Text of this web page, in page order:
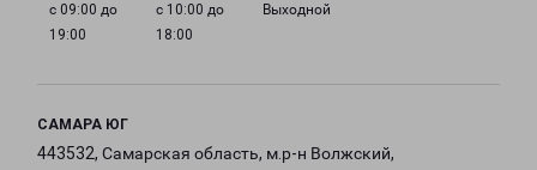
с 09:00 до
19:00
с 10:00 до
18:00
Выходной
САМАРА ЮГ
443532, Самарская область, м.р-н Волжский,